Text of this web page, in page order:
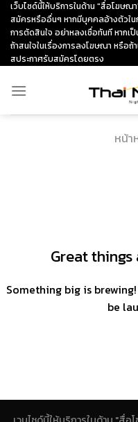
Skip
content
เว็บไซด์นี้ให้บริการในด้าน "สื่อโฆษณ
สมัครหรืออื่นๆ หากมีบุคคลอ้างตัวใ
การตัดสินใจ อย่าหลงเชื่อทันที หาก
ถ้าสนใจในเรื่องการลงโฆษณา หรือ
สประกาศรับสมัครโดยตรง
หน้า
Great
Something big is
be